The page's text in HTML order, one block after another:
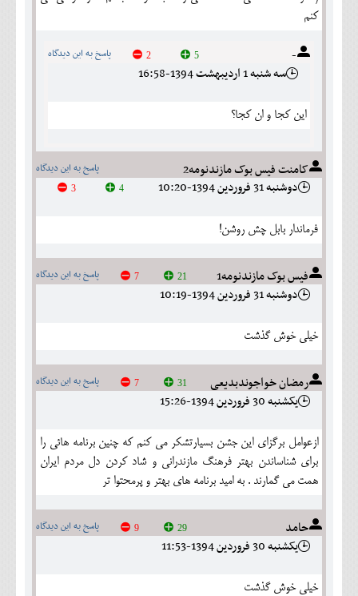
کنم
- پاسخ به این دیدگاه 5
2
سه شنبه 1 ارديبهشت 1394-16:58
این کجا و ان کجا؟
کامنت فیس بوک مازندنومه2 پاسخ به این دیدگاه
4
3 دوشنبه 31 فروردين 1394-10:20
فرماندار بابل چش روشن!
فیس بوک مازندنومه1 پاسخ به این دیدگاه 21
7
دوشنبه 31 فروردين 1394-10:19
خیلی خوش گذشت
رمضان خواجوندبدیعی پاسخ به این دیدگاه 31
7
يکشنبه 30 فروردين 1394-15:26
ازعوامل برگزای این جشن بسیارتشکر می کنم که چنین برنامه هائی را
برای شناساندن بهتر فرهنگ مازندرانی و شاد کردن دل مردم ایران
همت می گمارند . به امید برنامه های بهتر و پرمحتوا تر
حامد پاسخ به این دیدگاه 29
9
يکشنبه 30 فروردين 1394-11:53
خیلی خوش گذشت